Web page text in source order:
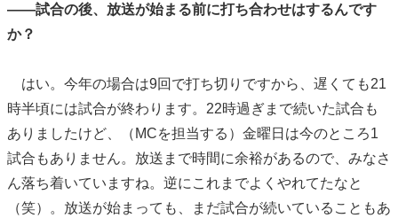
――試合の後、放送が始まる前に打ち合わせはするんです
か？
はい。今年の場合は9回で打ち切りですから、遅くても21
時半頃には試合が終わります。22時過ぎまで続いた試合も
ありましたけど、（MCを担当する）金曜日は今のところ1
試合もありません。放送まで時間に余裕があるので、みなさ
ん落ち着いていますね。逆にこれまでよくやれてたなと
（笑）。放送が始まっても、まだ試合が続いていることもあ